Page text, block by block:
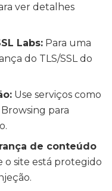
ver detalhes
Labs: Para uma
do TLS/SSL do
Use serviços como
para
de conteúdo
o site está protegido